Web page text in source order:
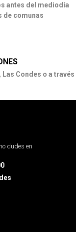
antes del mediodía
de comunas
Condes o a través
dudes en